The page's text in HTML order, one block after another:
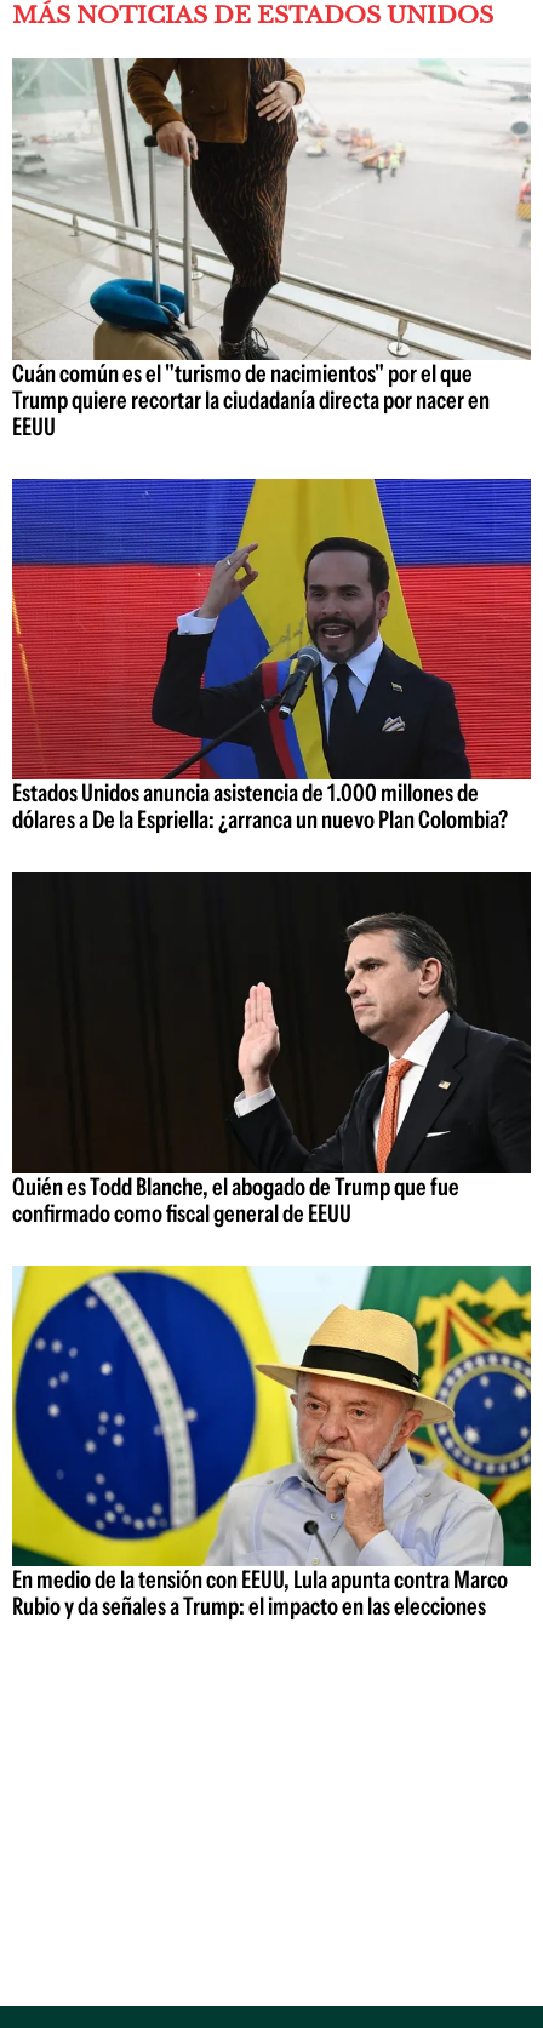
MÁS NOTICIAS DE ESTADOS UNIDOS
Cuán común es el "turismo de nacimientos" por el que
Trump quiere recortar la ciudadanía directa por nacer en
EEUU
Estados Unidos anuncia asistencia de 1.000 millones de
dólares a De la Espriella: ¿arranca un nuevo Plan Colombia?
Quién es Todd Blanche, el abogado de Trump que fue
confirmado como fiscal general de EEUU
En medio de la tensión con EEUU, Lula apunta contra Marco
Rubio y da señales a Trump: el impacto en las elecciones